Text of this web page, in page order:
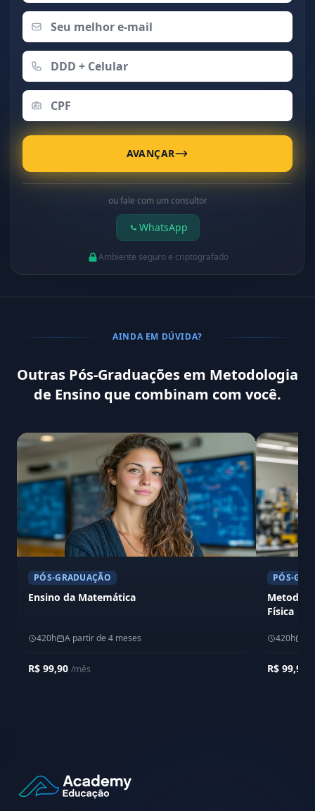
AVANÇAR
ou fale com um consultor
WhatsApp
Ambiente seguro e criptografado
AINDA EM DÚVIDA?
Outras Pós-Graduações em Metodologia
de Ensino que combinam com você.
PÓS-GRADUAÇÃO
Ensino da Matemática
420h A partir de 4 meses
R$ 99,90 /mês
PÓS-
Física
420h
R$ 99,90